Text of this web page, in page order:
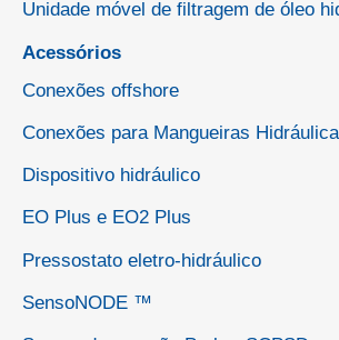
Unidade móvel de filtragem de óleo
Acessórios
Conexões offshore
Conexões para Mangueiras
Dispositivo hidráulico
EO Plus e EO2 Plus
Pressostato eletro-hidráulico
SensoNODE ™